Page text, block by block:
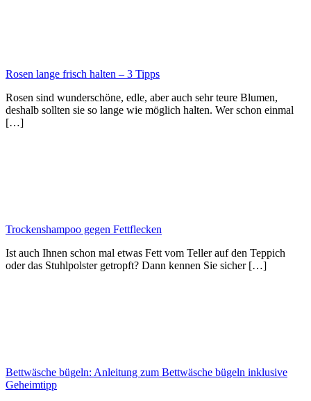
Rosen lange frisch halten – 3 Tipps
Rosen sind wunderschöne, edle, aber auch sehr teure Blumen,
deshalb sollten sie so lange wie möglich halten. Wer schon einmal
[…]
Trockenshampoo gegen Fettflecken
Ist auch Ihnen schon mal etwas Fett vom Teller auf den Teppich
oder das Stuhlpolster getropft? Dann kennen Sie sicher […]
Bettwäsche bügeln: Anleitung zum Bettwäsche bügeln inklusive
Geheimtipp